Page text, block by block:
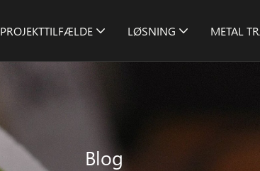
PROJEKTTILFÆLDE LØSNING METAL
Blog